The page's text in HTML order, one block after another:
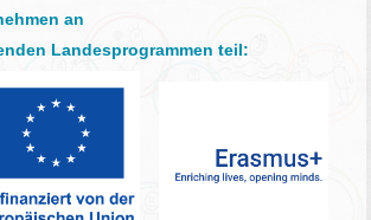
an
Landesprogrammen teil: